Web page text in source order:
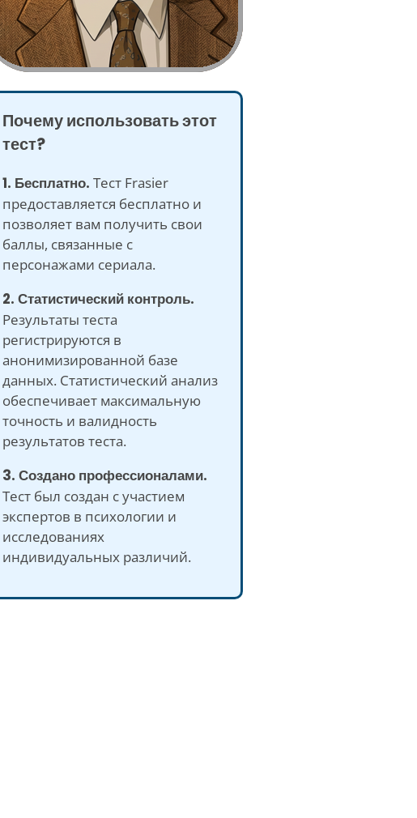
Почему использовать этот
тест?
1. Бесплатно. Тест Frasier
предоставляется бесплатно и
позволяет вам получить свои
баллы, связанные с
персонажами сериала.
2. Статистический контроль.
Результаты теста
регистрируются в
анонимизированной базе
данных. Статистический анализ
обеспечивает максимальную
точность и валидность
результатов теста.
3. Создано профессионалами.
Тест был создан с участием
экспертов в психологии и
исследованиях
индивидуальных различий.